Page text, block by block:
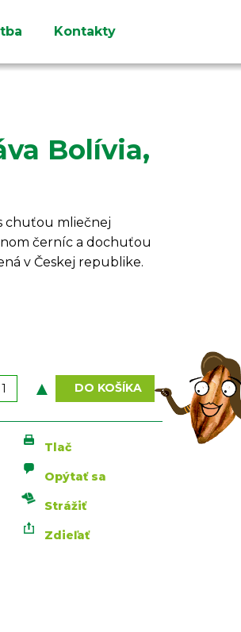
Kontakty
Bolívia,
chuťou mliečnej
černíc a dochuťou
v Českej republike.
DO KOŠÍKA
Tlač
Opýtať sa
Strážiť
Zdieľať
nájsť?